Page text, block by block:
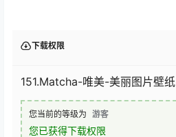
下载权限
151.Matcha-唯美-美丽图片壁纸
您当前的等级为 游客
您已获得下载权限